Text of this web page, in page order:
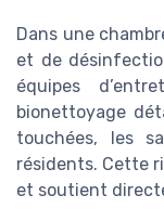
Dans une
et de
équipes
bionettoyage
touchées, les
résidents. Cette
et soutient